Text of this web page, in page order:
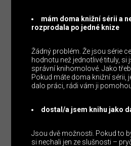
mám doma knižní sérii a
rozprodala po jedné knize
Žádný problém. Že jsou série
hodnotu než jednotlivé tituly, si
správní knihomolové. Jako
Pokud máte doma knižní sérii,
dalo práci, rádi vám ji
dostal/a jsem knihu jako
Jsou dvě možnosti. Pokud to
si nechali jen ze slušnosti –